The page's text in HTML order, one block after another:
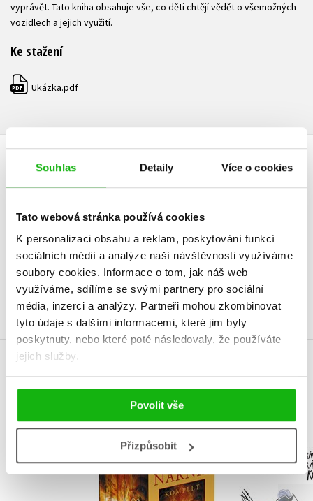
Souhlas Detaily Více o cookies
Tato webová stránka používá cookies
K personalizaci obsahu a reklam, poskytování funkcí
sociálních médií a analýze naší návštěvnosti využíváme
soubory cookies. Informace o tom, jak náš web
využíváme, sdílíme se svými partnery pro sociální
média, inzerci a analýzy. Partneři mohou zkombinovat
tyto údaje s dalšími informacemi, které jim byly
poskytnuty, nebo které poté následovaly, že používáte
jejich služby.
Povolit vše
Přizpůsobit
vyprávět. Tato kniha obsahuje vše, co děti chtějí vědět o všemožných
vozidlech a jejich využití.
Ke stažení
PDF Ukázka.pdf
HODNOCENÍ ČTENÁŘŮ
Vaše hodnocení
Uživatelskou recenzi mohou vkládat pouze registrovaní uživatelé
Přihlásit
MOHLO BY VÁS TAKÉ ZAJÍMAT
NARNIE – komplet
1.-7.díl – box
C. S. Lewis
vyprávění
piráta
Václav